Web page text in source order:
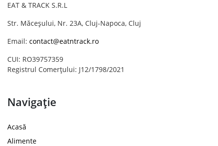
EAT & TRACK S.R.L
Str. Măceșului, Nr. 23A, Cluj-Napoca, Cluj
Email: contact@eatntrack.ro
CUI: RO39757359
Registrul Comerțului: J12/1798/2021
Navigație
Acasă
Alimente